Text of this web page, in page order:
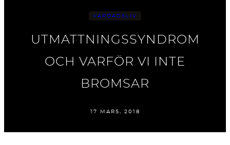
VARDAGSLIV
UTMATTNINGSSYNDROM
OCH VARFÖR VI INTE
BROMSAR
17 MARS, 2018